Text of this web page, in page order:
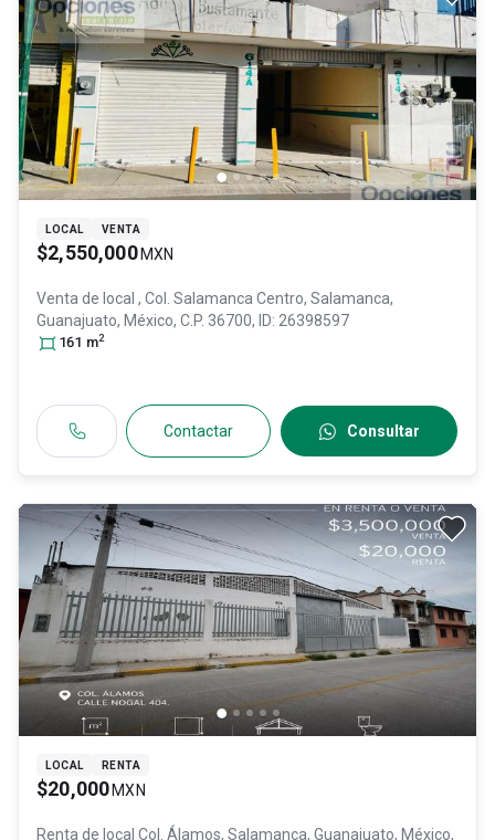
LOCAL VENTA
$2,550,000 MXN
Venta de local , Col. Salamanca Centro, Salamanca,
Guanajuato, México, C.P. 36700, ID: 26398597
161 m2
Contactar Consultar
LOCAL RENTA
$20,000 MXN
Renta de local Col. Álamos, Salamanca, Guanajuato, México,